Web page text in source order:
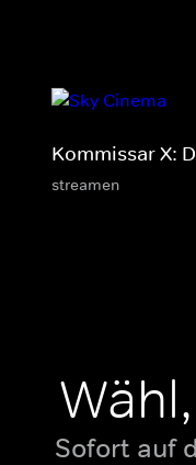
Kommissar X:
streamen
Sofort auf